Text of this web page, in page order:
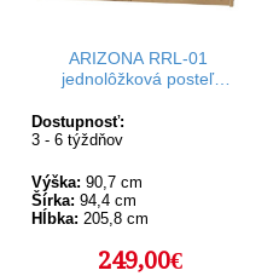
ARIZONA RRL-01
jednolôžková posteľ
priestorom
Dostupnosť:
3 - 6 týždňov
Výška: 90,7 cm
Šírka: 94,4 cm
Hĺbka: 205,8 cm
249,00€